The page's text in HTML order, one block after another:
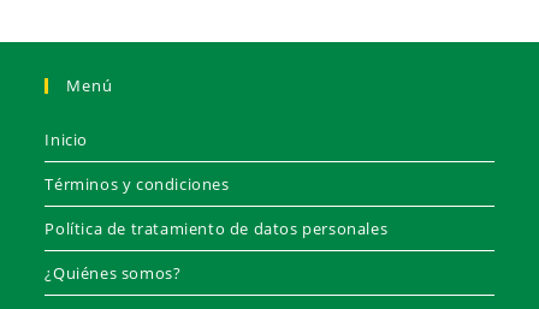
Menú
Inicio
Términos y condiciones
Política de tratamiento de datos personales
¿Quiénes somos?